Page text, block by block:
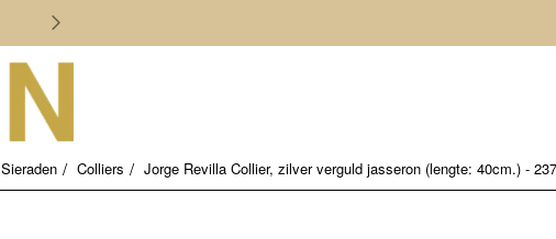
Sieraden Colliers Jorge Revilla Collier, zilver verguld jasseron (lengte: 40cm.) -